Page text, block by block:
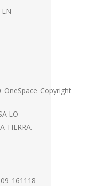
LO
TIERRA.